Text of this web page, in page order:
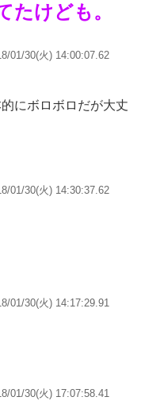
たけども。
01/30(火) 14:00:07.62
にボロボロだが大丈
01/30(火) 14:30:37.62
01/30(火) 14:17:29.91
01/30(火) 17:07:58.41